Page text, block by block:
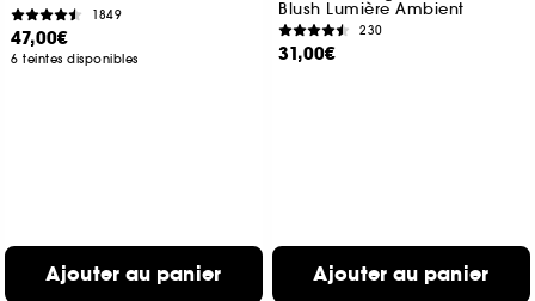
1849
47,00€
6 teintes disponibles
Ajouter au panier
Blush Lumière Ambient
230
31,00€
Ajouter au panier